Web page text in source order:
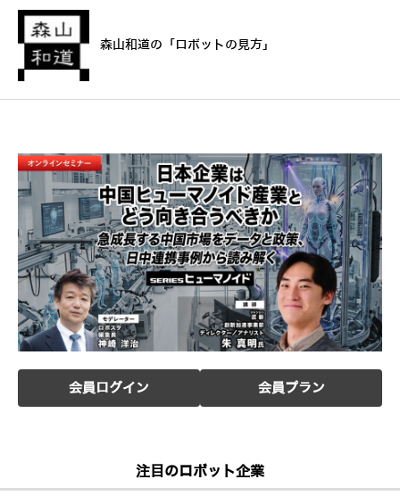
森山和道の「ロボットの見方」
会員ログイン 会員プラン
注目のロボット企業